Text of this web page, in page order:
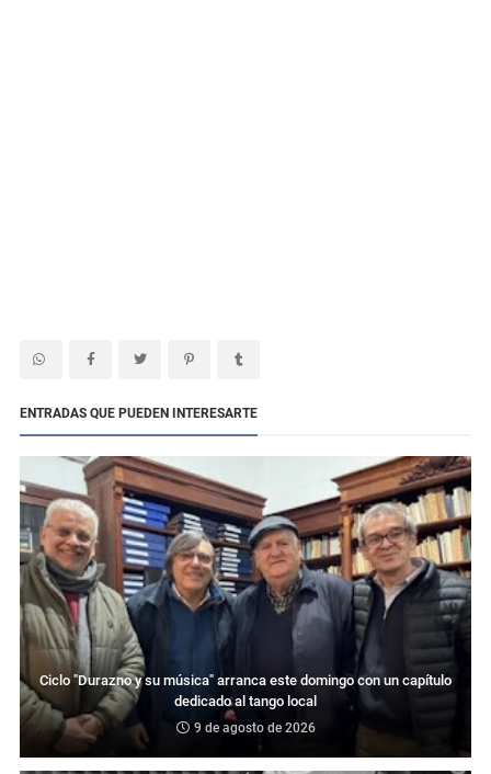
ENTRADAS QUE PUEDEN INTERESARTE
Ciclo "Durazno y su música" arranca este domingo con un capítulo
dedicado al tango local
9 de agosto de 2026